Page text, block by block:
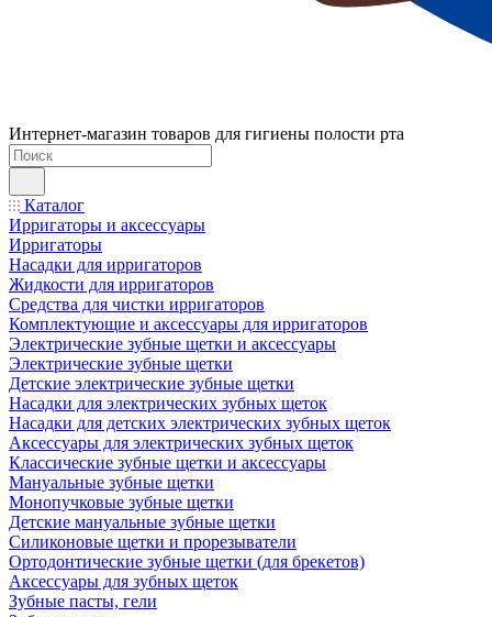
Интернет-магазин товаров для гигиены полости рта
Каталог
Ирригаторы и аксессуары
Ирригаторы
Насадки для ирригаторов
Жидкости для ирригаторов
Средства для чистки ирригаторов
Комплектующие и аксессуары для ирригаторов
Электрические зубные щетки и аксессуары
Электрические зубные щетки
Детские электрические зубные щетки
Насадки для электрических зубных щеток
Насадки для детских электрических зубных щеток
Аксессуары для электрических зубных щеток
Классические зубные щетки и аксессуары
Мануальные зубные щетки
Монопучковые зубные щетки
Детские мануальные зубные щетки
Силиконовые щетки и прорезыватели
Ортодонтические зубные щетки (для брекетов)
Аксессуары для зубных щеток
Зубные пасты, гели